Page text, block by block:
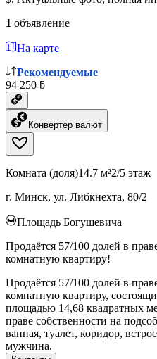
1 объявление
На карте
Рекомендуемые
94 250 ƃ
Конвертер валют
Комната (доля)14.7 м²2/5 этаж
г. Минск, ул. Либкнехта, 80/2
Площадь Богушевича
Продаётся 57/100 долей в
комнатную квартиру!
Продаётся 57/100 долей в
комнатную квартиру,
площадью 14,68 квадратных
праве собственности на
ванная, туалет, коридор,
мужчина.